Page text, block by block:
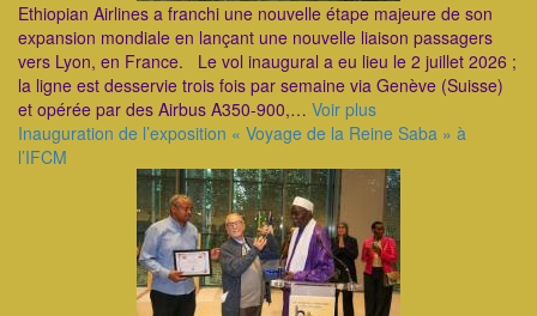
Ethiopian Airlines a franchi une nouvelle étape majeure de son
expansion mondiale en lançant une nouvelle liaison passagers
vers Lyon, en France. Le vol inaugural a eu lieu le 2 juillet 2026 ;
la ligne est desservie trois fois par semaine via Genève (Suisse)
et opérée par des Airbus A350-900,… Voir plus
Inauguration de l’exposition « Voyage de la Reine Saba » à
l’IFCM